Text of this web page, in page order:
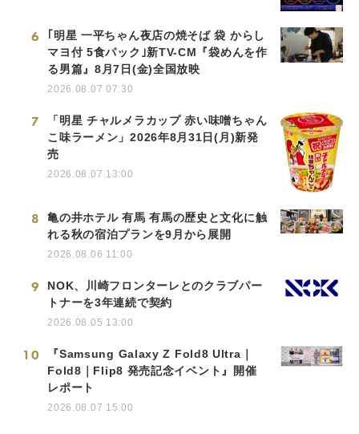
6
｢明星 一平ちゃん夜店の焼そば 袋 からし
マヨ付 5食パック｣新TV-CM『袋めんを作
る男篇』8月7日(金)全国放映
2026.08.07 07:30
7
「明星 チャルメラカップ 赤い味噌ちゃん
こ味ラーメン」2026年8月31日(月)新発
売
2026.08.07 13:00
8
亀の井ホテル 有馬 有馬の歴史と文化に触
れる秋の宿泊プランを9月から展開
2026.08.06 11:00
9
NOK、川崎フロンターレとのクラブパー
トナーを3年連続で契約
2026.08.05 13:00
10
『Samsung Galaxy Z Fold8 Ultra｜
Fold8｜Flip8 発売記念イベント』開催
レポート
2026.08.07 15:00